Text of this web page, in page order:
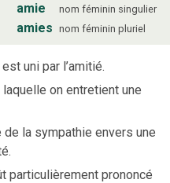
amie nom féminin singulier
amies nom féminin pluriel
uni par l’amitié.
on entretient une
la sympathie envers une
particulièrement prononcé